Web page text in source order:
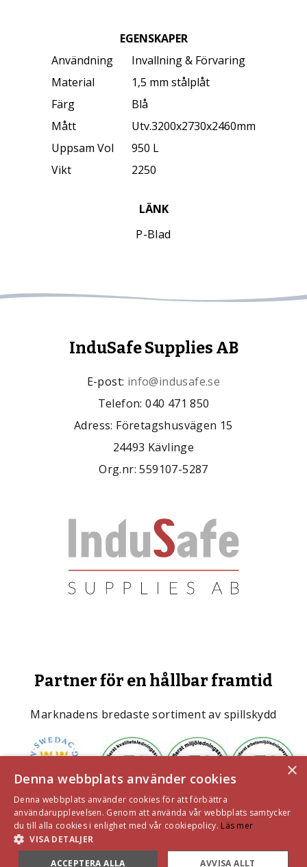
EGENSKAPER
Användning
Invallning & Förvaring
Material
1,5 mm stålplåt
Färg
Blå
Mått
Utv.3200x2730x2460mm
Uppsam Vol
950 L
Vikt
2250
LÄNK
P-Blad
InduSafe Supplies AB
E-post: info@indusafe.se
Telefon: 040 471 850
Adress: Företagshusvägen 15
24493 Kävlinge
Org.nr: 559107-5287
Partner för en hållbar framtid
Marknadens bredaste sortiment av spillskydd
×
Denna webbplats använder cookies
Denna webbplats använder cookies för att förbättra
användarupplevelsen. Genom att använda vår webbplats samtycker
du till alla cookies i enlighet med vår cookiepolicy. Läs mer
VISA DETALJER
ACCEPTERA ALLA AVVISA ALLT